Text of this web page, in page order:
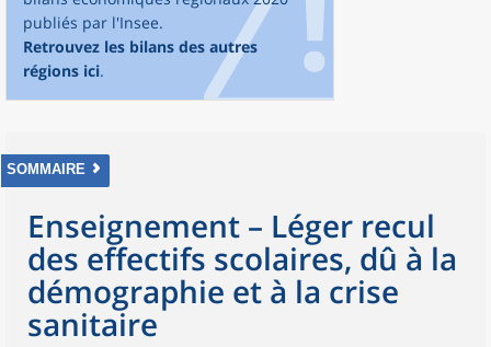
publiés par l'Insee.
Retrouvez les bilans des autres
régions ici.
SOMMAIRE
Enseignement – Léger recul
des effectifs scolaires, dû à la
démographie et à la crise
sanitaire